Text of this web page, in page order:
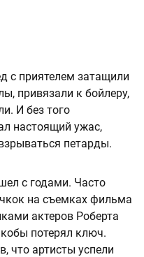
с приятелем затащили
привязали к бойлеру,
И без того
настоящий ужас,
петарды.
с годами. Часто
на съемках фильма
актеров Роберта
потерял ключ.
что артисты успели